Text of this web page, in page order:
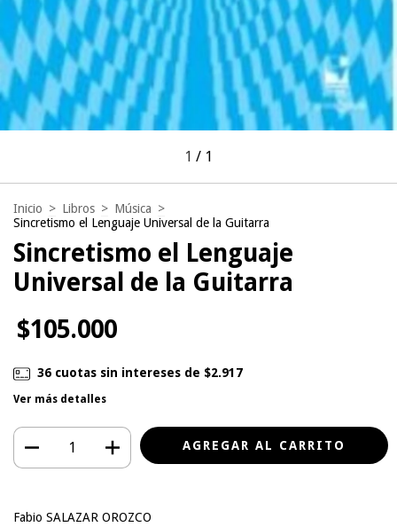
1 / 1
Inicio > Libros > Música >
Sincretismo el Lenguaje Universal de la Guitarra
Sincretismo el Lenguaje
Universal de la Guitarra
$105.000
36 cuotas sin intereses de $2.917
Ver más detalles
Fabio SALAZAR OROZCO